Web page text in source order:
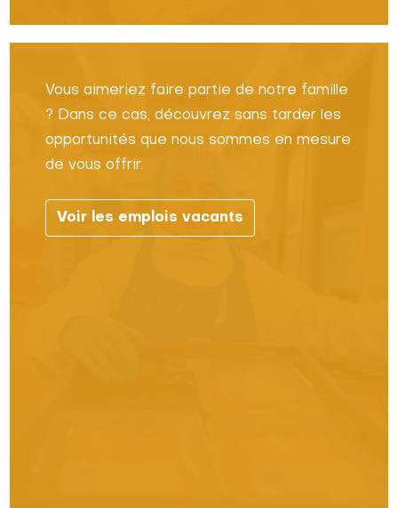
Vous aimeriez faire partie de notre famille
? Dans ce cas, découvrez sans tarder les
opportunités que nous sommes en mesure
de vous offrir.
Voir les emplois vacants